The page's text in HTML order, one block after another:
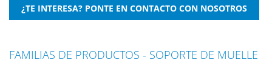
FAMILIAS DE PRODUCTOS - SOPORTE DE MUELLE